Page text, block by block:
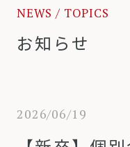
NEWS / TOPICS
お知らせ
2026/06/19